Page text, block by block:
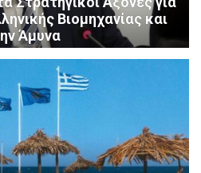
Βιομηχανίας και
Άμυνα